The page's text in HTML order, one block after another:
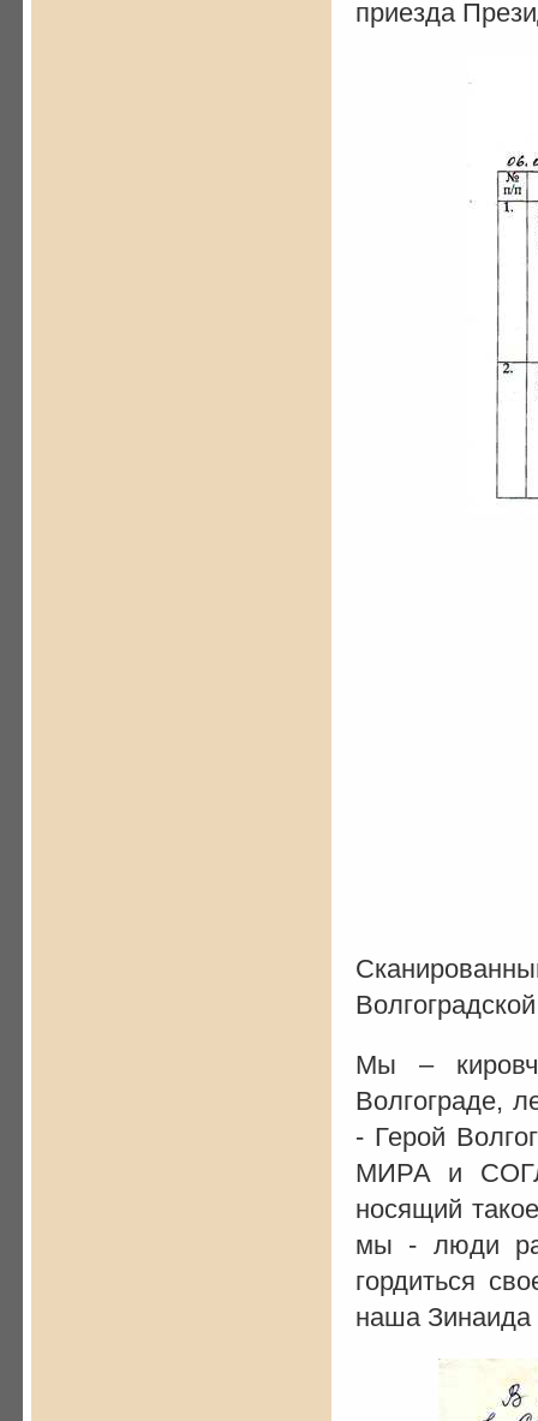
приезда
Мы –
Волгограде,
- Герой
МИРА и
носящий
мы - люди
гордиться
наша Зинаида